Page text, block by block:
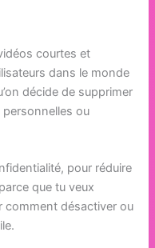
courtes et
dans le monde
décide de supprimer
ou
pour réduire
que tu veux
comment désactiver ou